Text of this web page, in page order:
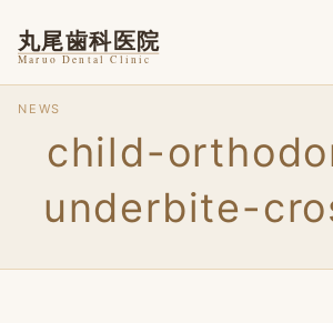
NEWS
child-
underbite-